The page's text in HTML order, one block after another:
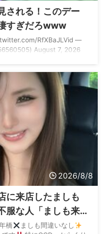
される！このデー
すぎだろwww
RfXBaJLVid —
August 7, 2026
2026/8/8
に来店したましも
服な人「ましも来
るやん、そんなん
橋
ましも間違いなし